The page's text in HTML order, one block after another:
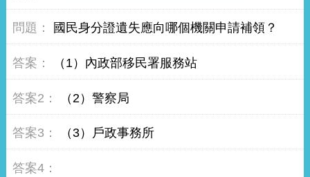
國民身分證遺失應向哪個機關申請補領？
（1）內政部移民署服務站
（2）警察局
（3）戶政事務所